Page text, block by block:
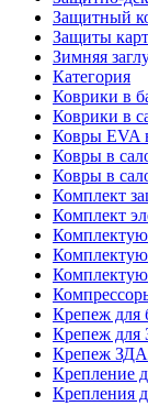
Защитный
Защиты
Зимняя
Категория
Коврики в
Коврики в
Ковры EVA
Ковры в
Ковры в
Комплект
Комплект
Крепеж для
Крепеж для
Крепеж ЗДА
Крепление
Крепления